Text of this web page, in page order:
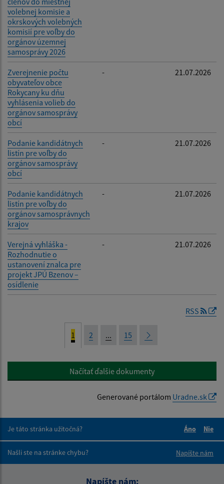
volebnej komisie a
okrskových volebných
komisií pre voľby do
orgánov územnej
samosprávy 2026
Zverejnenie počtu
obyvateľov obce
Rokycany ku dňu
vyhlásenia volieb do
orgánov samosprávy
obcí
- 21.07.2026
Podanie kandidátnych
listín pre voľby do
orgánov samosprávy
obcí
- 21.07.2026
Podanie kandidátnych
listín pre voľby do
orgánov samosprávnych
krajov
- 21.07.2026
Verejná vyhláška -
Rozhodnutie o
ustanovení znalca pre
projekt JPÚ Bzenov –
osídlenie
- 21.07.2026
RSS
1 2 ... 15
Načítať ďalšie dokumenty
Generované portálom Uradne.sk
Je táto stránka užitočná?
Áno
Nie
Našli ste na stránke chybu?
Napíšte nám
Napíšte nám: